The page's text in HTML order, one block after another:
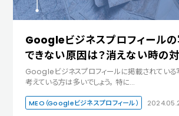
Googleビジネスプロフィール
できない原因は？消えない時の
Googleビジネスプロフィールに掲載されている
考えている方は多いでしょう。 特に…
MEO（Googleビジネスプロフィール）